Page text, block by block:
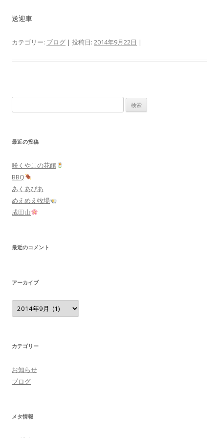
送迎車
カテゴリー: ブログ | 投稿日: 2014年9月22日 |
索:
最近の投稿
咲くやこの花館
BBQ
あくあぴあ
めえめえ牧場
成田山
最近のコメント
アーカイブ
ア
ー
カ
カテゴリー
お知らせ
ブログ
メタ情報